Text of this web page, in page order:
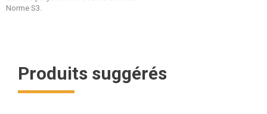
Norme S3.
Produits suggérés